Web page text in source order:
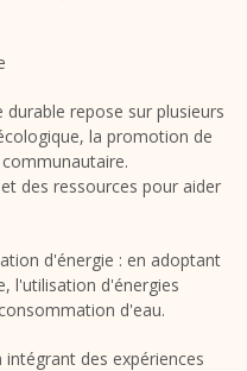
repose sur plusieurs
la promotion de
des ressources pour aider
d'énergie : en adoptant
l'utilisation d'énergies
d'eau.
des expériences